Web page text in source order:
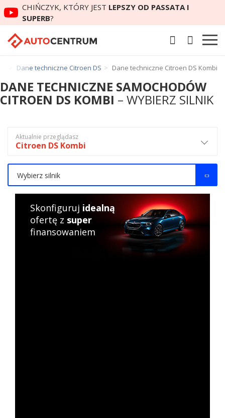
CHIŃCZYK, KTÓRY JEST LEPSZY OD PASSATA I
SUPERB?
Dane techniczne Citroen DS Dane techniczne Citroen DS Kombi
DANE TECHNICZNE SAMOCHODÓW
CITROEN DS KOMBI – WYBIERZ SILNIK
Aktualnie przeglądasz
Citroen DS Kombi
Wybierz silnik
Skonfiguruj idealną
ofertę z super
finansowaniem